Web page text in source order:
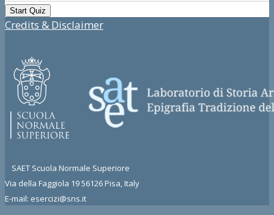
Credits & Disclaimer
SAET Scuola Normale Superiore
Via della Faggiola 19 56126 Pisa, Italy
E-mail: esercizi@sns.it